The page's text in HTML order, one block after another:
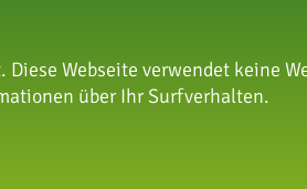
Webseite verwendet keine
über Ihr Surfverhalten.